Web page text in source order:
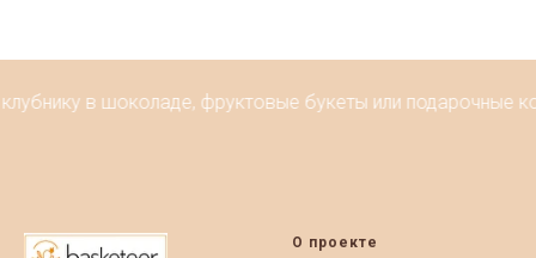
в шоколаде, фруктовые букеты или подарочные
О проекте